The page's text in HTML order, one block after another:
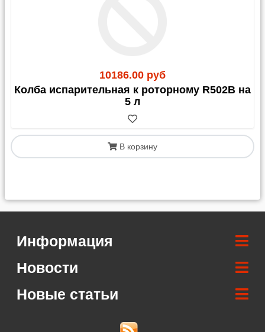
10186.00 руб
Колба испарительная к роторному R502B на
5 л
В корзину
Информация
Новости
Новые статьи